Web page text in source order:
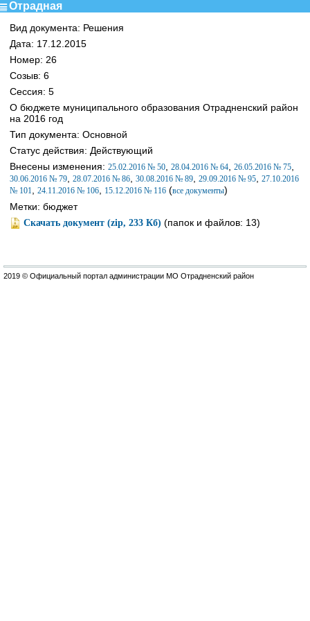
Отрадная
Вид документа: Решения
Дата: 17.12.2015
Номер: 26
Созыв: 6
Сессия: 5
О бюджете муниципального образования Отрадненский район
на 2016 год
Тип документа: Основной
Статус действия: Действующий
Внесены изменения: 25.02.2016 № 50 28.04.2016 № 64 26.05.2016 № 75
30.06.2016 № 79 28.07.2016 № 86 30.08.2016 № 89 29.09.2016 № 95 27.10.2016
№ 101 24.11.2016 № 106 15.12.2016 № 116 (все документы)
Метки: бюджет
Скачать документ (zip, 233 Кб) (папок и файлов: 13)
2019 © Официальный портал администрации МО Отрадненский район